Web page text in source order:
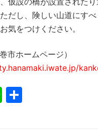
だし、険しい山道にす
気をつけください。
市ホームページ）
Line